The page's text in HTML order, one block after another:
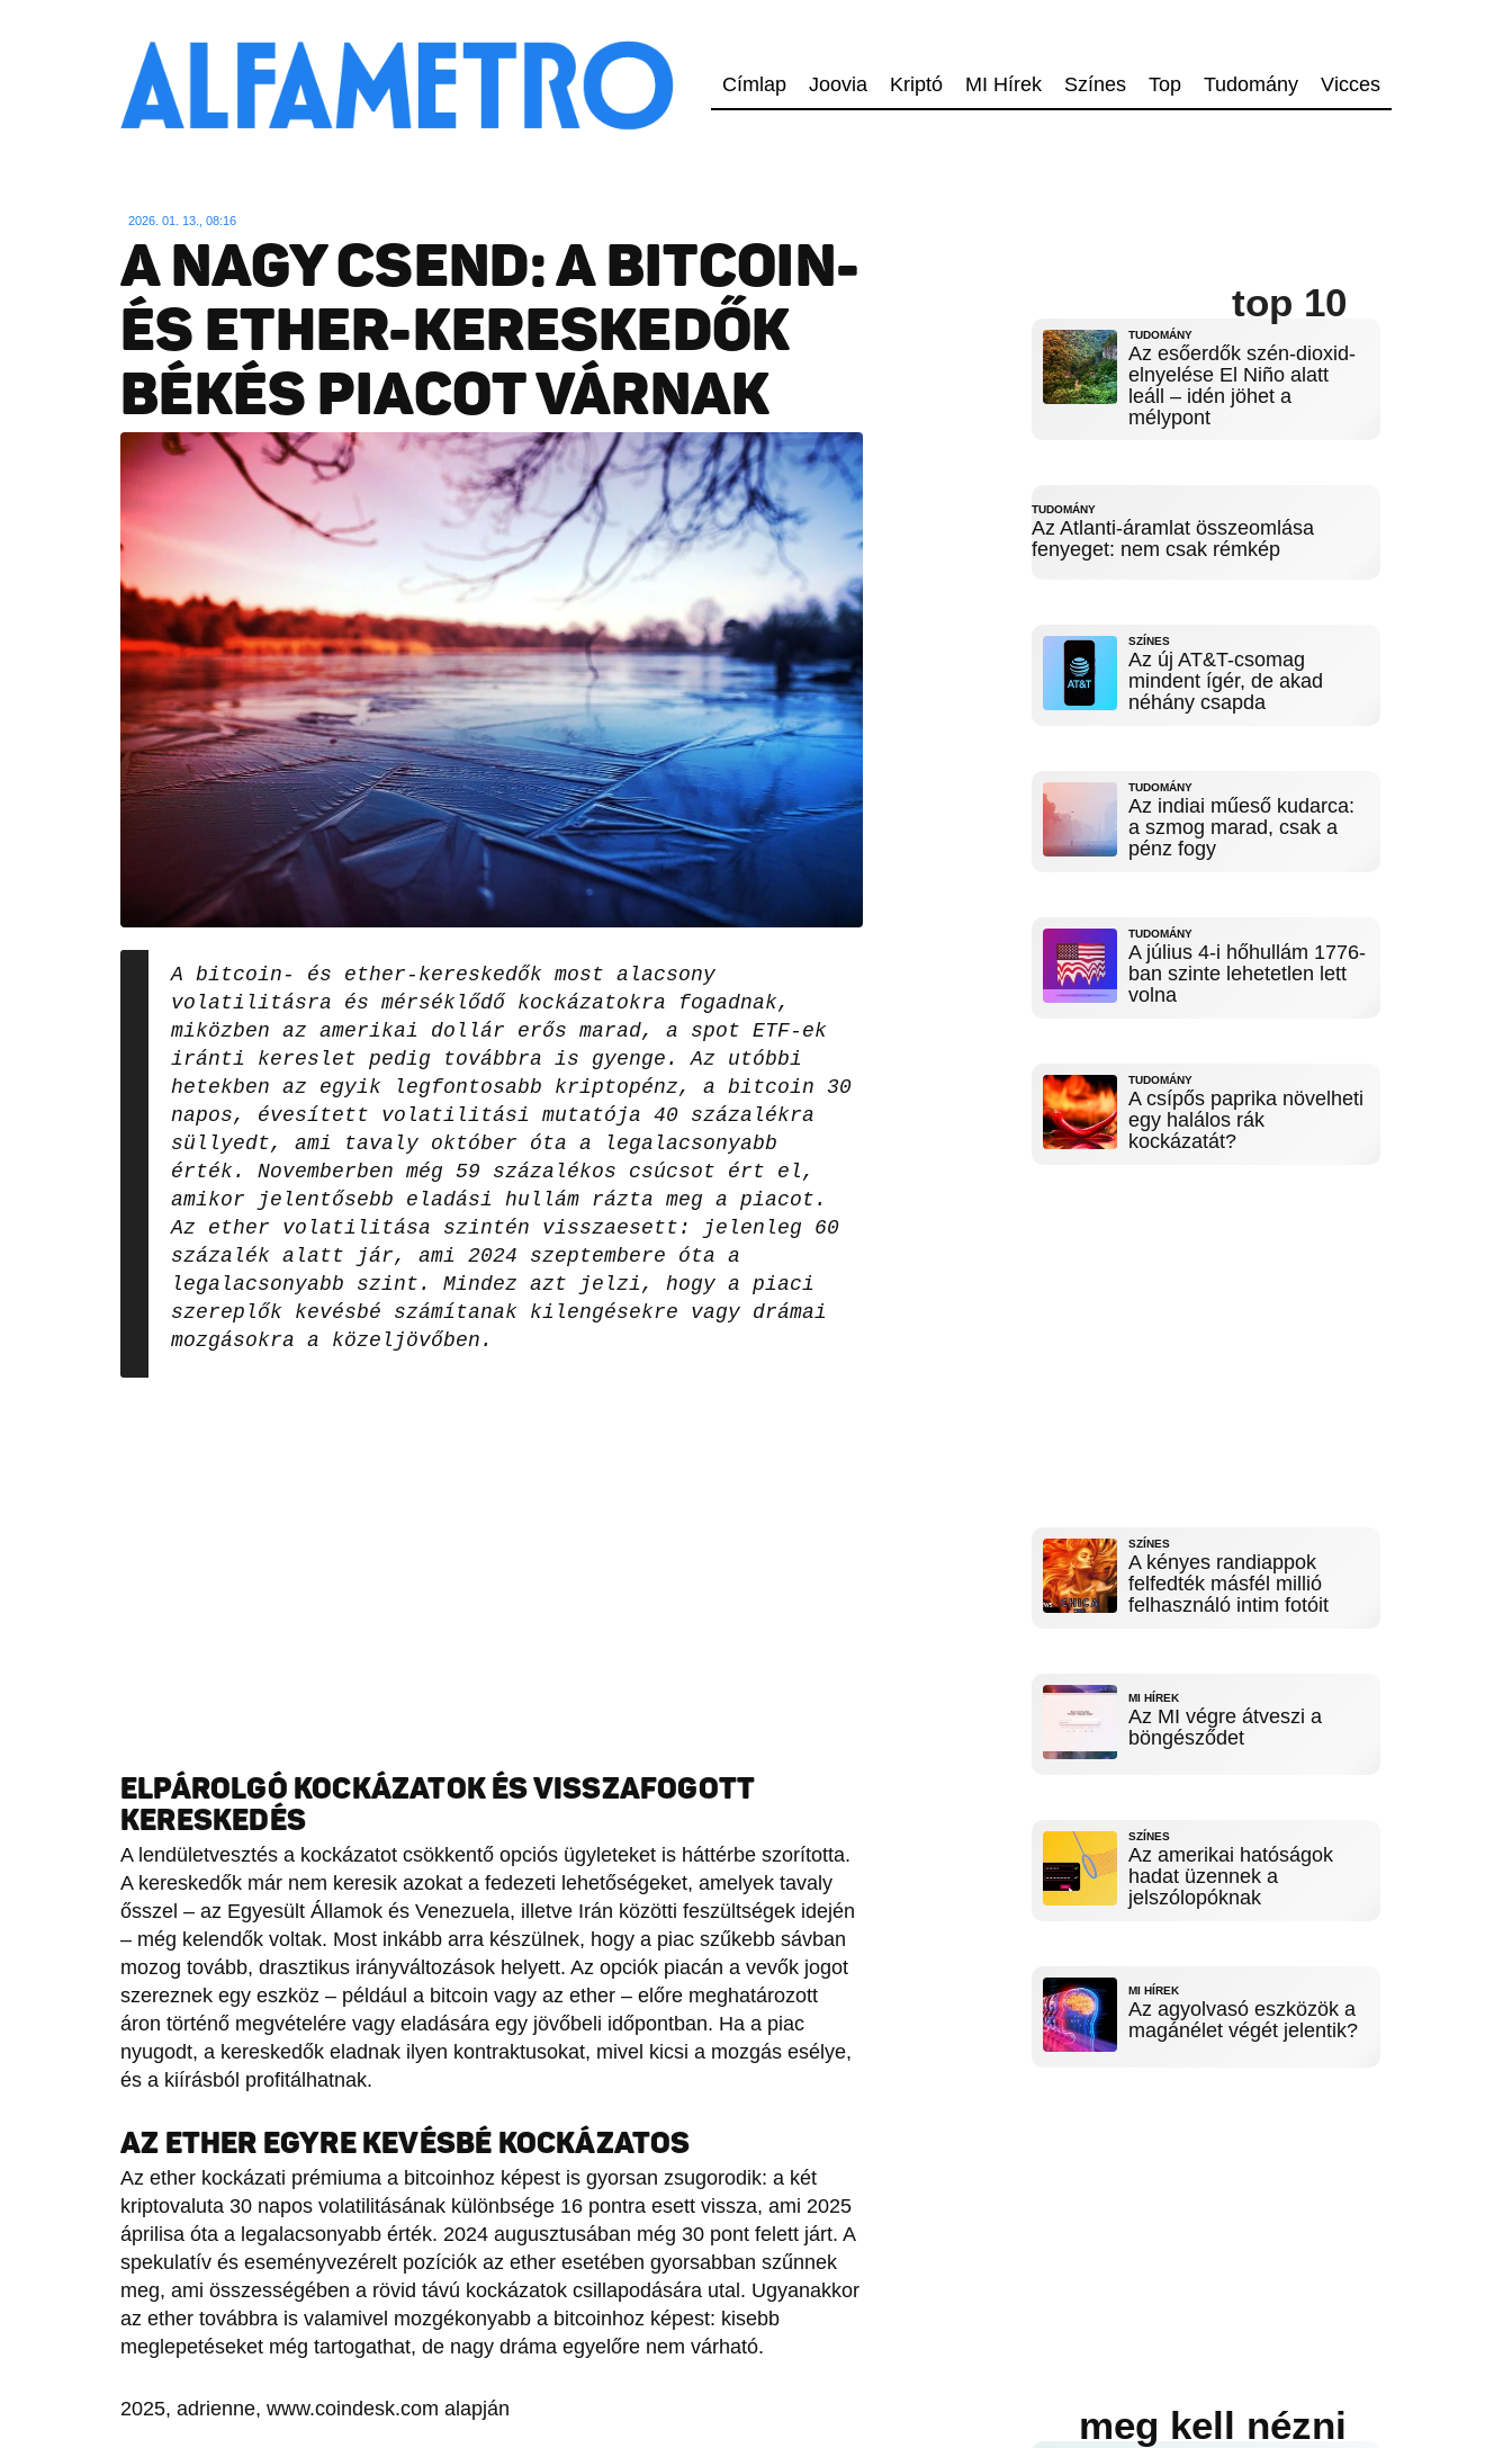
Címlap Joovia Kriptó MI Hírek Színes Top Tudomány Vicces
2026. 01. 13., 08:16
A NAGY CSEND: A BITCOIN-
ÉS ETHER-KERESKEDŐK
BÉKÉS PIACOT VÁRNAK
A bitcoin- és ether-kereskedők most alacsony
volatilitásra és mérséklődő kockázatokra fogadnak,
miközben az amerikai dollár erős marad, a spot ETF-ek
iránti kereslet pedig továbbra is gyenge. Az utóbbi
hetekben az egyik legfontosabb kriptopénz, a bitcoin 30
napos, évesített volatilitási mutatója 40 százalékra
süllyedt, ami tavaly október óta a legalacsonyabb
érték. Novemberben még 59 százalékos csúcsot ért el,
amikor jelentősebb eladási hullám rázta meg a piacot.
Az ether volatilitása szintén visszaesett: jelenleg 60
százalék alatt jár, ami 2024 szeptembere óta a
legalacsonyabb szint. Mindez azt jelzi, hogy a piaci
szereplők kevésbé számítanak kilengésekre vagy drámai
mozgásokra a közeljövőben.
ELPÁROLGÓ KOCKÁZATOK ÉS VISSZAFOGOTT
KERESKEDÉS
A lendületvesztés a kockázatot csökkentő opciós ügyleteket is háttérbe szorította.
A kereskedők már nem keresik azokat a fedezeti lehetőségeket, amelyek tavaly
ősszel – az Egyesült Államok és Venezuela, illetve Irán közötti feszültségek idején
– még kelendők voltak. Most inkább arra készülnek, hogy a piac szűkebb sávban
mozog tovább, drasztikus irányváltozások helyett. Az opciók piacán a vevők jogot
szereznek egy eszköz – például a bitcoin vagy az ether – előre meghatározott
áron történő megvételére vagy eladására egy jövőbeli időpontban. Ha a piac
nyugodt, a kereskedők eladnak ilyen kontraktusokat, mivel kicsi a mozgás esélye,
és a kiírásból profitálhatnak.
AZ ETHER EGYRE KEVÉSBÉ KOCKÁZATOS
Az ether kockázati prémiuma a bitcoinhoz képest is gyorsan zsugorodik: a két
kriptovaluta 30 napos volatilitásának különbsége 16 pontra esett vissza, ami 2025
áprilisa óta a legalacsonyabb érték. 2024 augusztusában még 30 pont felett járt. A
spekulatív és eseményvezérelt pozíciók az ether esetében gyorsabban szűnnek
meg, ami összességében a rövid távú kockázatok csillapodására utal. Ugyanakkor
az ether továbbra is valamivel mozgékonyabb a bitcoinhoz képest: kisebb
meglepetéseket még tartogathat, de nagy dráma egyelőre nem várható.
2025, adrienne, www.coindesk.com alapján
top 10
TUDOMÁNY
Az esőerdők szén-dioxid-
elnyelése El Niño alatt
leáll – idén jöhet a
mélypont
TUDOMÁNY
Az Atlanti-áramlat összeomlása
fenyeget: nem csak rémkép
SZÍNES
Az új AT&T-csomag
mindent ígér, de akad
néhány csapda
TUDOMÁNY
Az indiai műeső kudarca:
a szmog marad, csak a
pénz fogy
TUDOMÁNY
A július 4-i hőhullám 1776-
ban szinte lehetetlen lett
volna
TUDOMÁNY
A csípős paprika növelheti
egy halálos rák
kockázatát?
SZÍNES
A kényes randiappok
felfedték másfél millió
felhasználó intim fotóit
MI HÍREK
Az MI végre átveszi a
böngésződet
SZÍNES
Az amerikai hatóságok
hadat üzennek a
jelszólopóknak
MI HÍREK
Az agyolvasó eszközök a
magánélet végét jelentik?
meg kell nézni